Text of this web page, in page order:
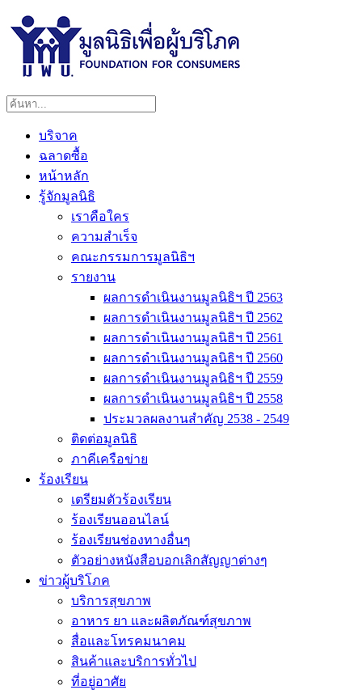
บริจาค
ฉลาดซื้อ
หน้าหลัก
รู้จักมูลนิธิ
เราคือใคร
ความสำเร็จ
คณะกรรมการมูลนิธิฯ
รายงาน
ผลการดำเนินงานมูลนิธิฯ ปี 2563
ผลการดำเนินงานมูลนิธิฯ ปี 2562
ผลการดำเนินงานมูลนิธิฯ ปี 2561
ผลการดำเนินงานมูลนิธิฯ ปี 2560
ผลการดำเนินงานมูลนิธิฯ ปี 2559
ผลการดำเนินงานมูลนิธิฯ ปี 2558
ประมวลผลงานสำคัญ 2538 - 2549
ติดต่อมูลนิธิ
ภาคีเครือข่าย
ร้องเรียน
เตรียมตัวร้องเรียน
ร้องเรียนออนไลน์
ร้องเรียนช่องทางอื่นๆ
ตัวอย่างหนังสือบอกเลิกสัญญาต่างๆ
ข่าวผู้บริโภค
บริการสุขภาพ
อาหาร ยา และผลิตภัณฑ์สุขภาพ
สื่อและโทรคมนาคม
สินค้าและบริการทั่วไป
ที่อยู่อาศัย